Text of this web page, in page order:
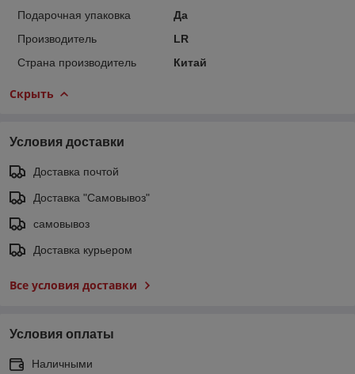
Подарочная упаковка
Да
Производитель
LR
Страна производитель
Китай
Скрыть
Условия доставки
Доставка почтой
Доставка "Самовывоз"
самовывоз
Доставка курьером
Все условия доставки
Условия оплаты
Наличными